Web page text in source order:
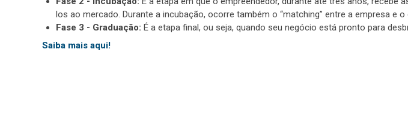
los ao mercado. Durante a incubação, ocorre também o “matching” entre a empresa e
Fase 3 - Graduação: É a etapa final, ou seja, quando seu negócio está pronto para
Saiba mais aqui!